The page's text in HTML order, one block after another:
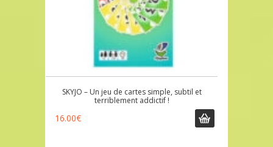
SKYJO – Un jeu de cartes simple, subtil et
terriblement addictif !
16.00€